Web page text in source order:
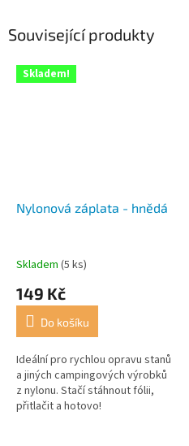
Související produkty
Skladem!
Nylonová záplata - hnědá
Skladem (5 ks)
149 Kč
Do košíku
Ideální pro rychlou opravu stanů
a jiných campingových výrobků
z nylonu. Stačí stáhnout fólii,
přitlačit a hotovo!